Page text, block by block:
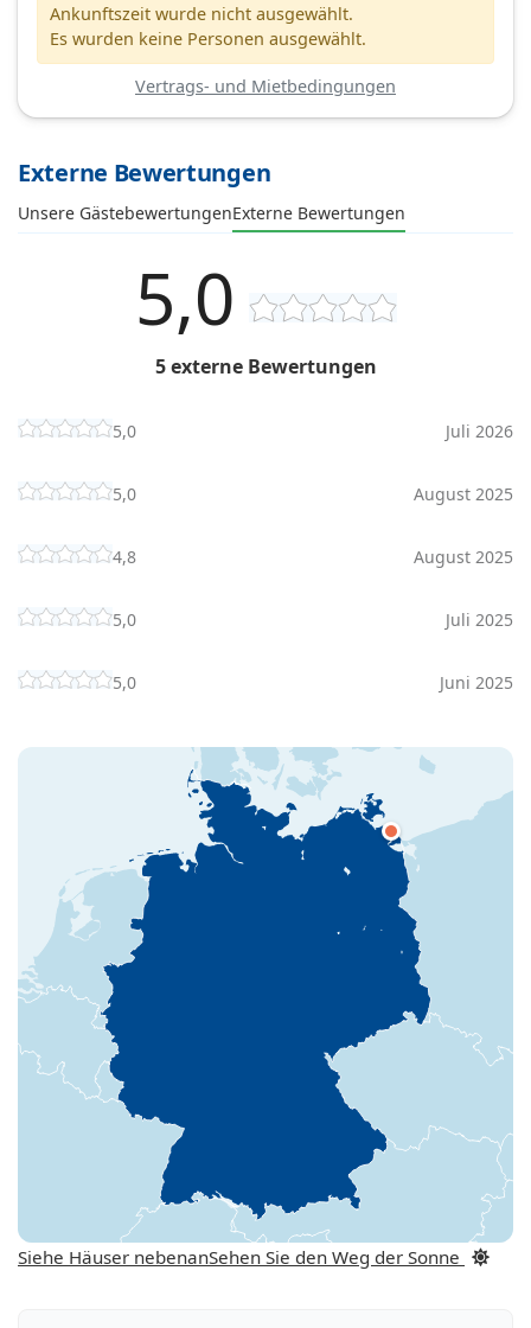
Ankunftszeit wurde nicht ausgewählt.
Es wurden keine Personen ausgewählt.
Vertrags- und Mietbedingungen
Externe Bewertungen
Unsere GästebewertungenExterne Bewertungen
5,0
5 externe Bewertungen
5,0 Juli 2026
5,0 August 2025
4,8 August 2025
5,0 Juli 2025
5,0 Juni 2025
Siehe Häuser nebenanSehen Sie den Weg der Sonne